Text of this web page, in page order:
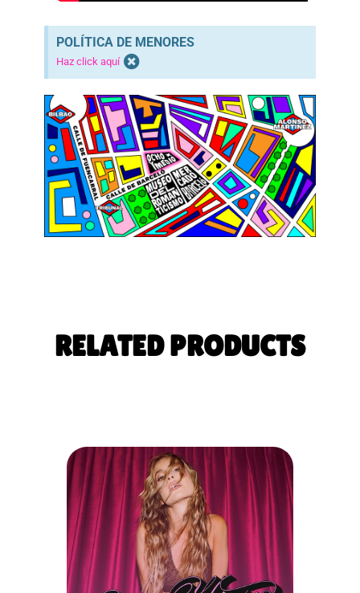
POLÍTICA DE MENORES
Haz click aquí
RELATED PRODUCTS